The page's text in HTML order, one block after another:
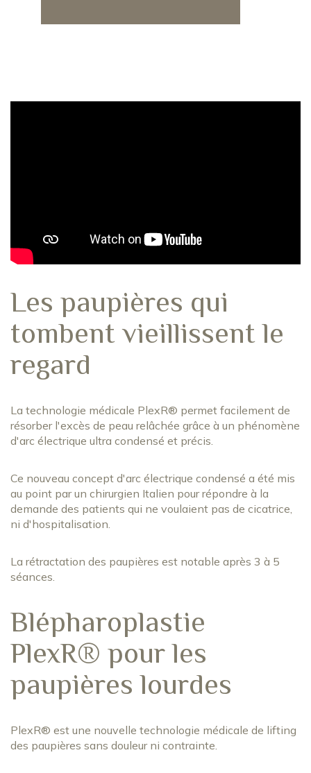
Les paupières qui
tombent vieillissent le
regard
La technologie médicale PlexR® permet facilement de
résorber l'excès de peau relâchée grâce à un phénomène
d'arc électrique ultra condensé et précis.
Ce nouveau concept d'arc électrique condensé a été mis
au point par un chirurgien Italien pour répondre à la
demande des patients qui ne voulaient pas de cicatrice,
ni d'hospitalisation.
La rétractation des paupières est notable après 3 à 5
séances.
Blépharoplastie
PlexR® pour les
paupières lourdes
PlexR® est une nouvelle technologie médicale de lifting
des paupières sans douleur ni contrainte.